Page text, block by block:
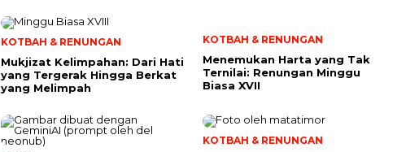
KOTBAH & RENUNGAN
Mukjizat Kelimpahan: Dari Hati
yang Tergerak Hingga Berkat
yang Melimpah
KOTBAH & RENUNGAN
Menemukan Harta yang Tak
Ternilai: Renungan Minggu
Biasa XVII
KOTBAH & RENUNGAN